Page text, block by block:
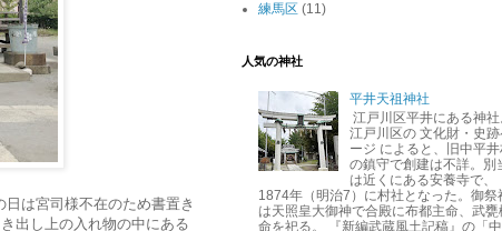
は宮司様不在のため書置き
出し上の入れ物の中にある
練馬区 (11)
人気の神社
平井天祖神社
江戸川区平井にある神社
江戸川区の 文化財・史跡
ージ によると、旧中平
の鎮守で創建は不詳。別
は近くにある安養寺で、
1874年（明治7）に村社となった。御祭
は天照皇大御神で合殿に布都主命、武甕
命を祀る。 『新編武蔵風土記稿』の「